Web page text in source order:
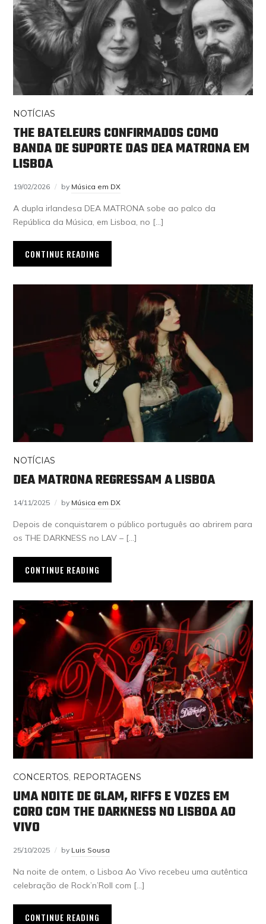
NOTÍCIAS
THE BATELEURS CONFIRMADOS COMO
BANDA DE SUPORTE DAS DEA MATRONA EM
LISBOA
19/02/2026 by Música em DX
A dupla irlandesa DEA MATRONA sobe ao palco da
República da Música, em Lisboa, no […]
CONTINUE READING
NOTÍCIAS
DEA MATRONA REGRESSAM A LISBOA
14/11/2025 by Música em DX
Depois de conquistarem o público português ao abrirem para
os THE DARKNESS no LAV – […]
CONTINUE READING
CONCERTOS REPORTAGENS
UMA NOITE DE GLAM, RIFFS E VOZES EM
CORO COM THE DARKNESS NO LISBOA AO
VIVO
25/10/2025 by Luis Sousa
Na noite de ontem, o Lisboa Ao Vivo recebeu uma autêntica
celebração de Rock’n’Roll com […]
CONTINUE READING